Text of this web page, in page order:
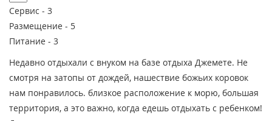
Сервис - 3
Размещение - 5
Питание - 3
Недавно отдыхали с внуком на базе отдыха Джемете. Не
смотря на затопы от дождей, нашествие божьих коровок
нам понравилось. близкое расположение к морю, большая
территория, а это важно, когда едешь отдыхать с ребенком!